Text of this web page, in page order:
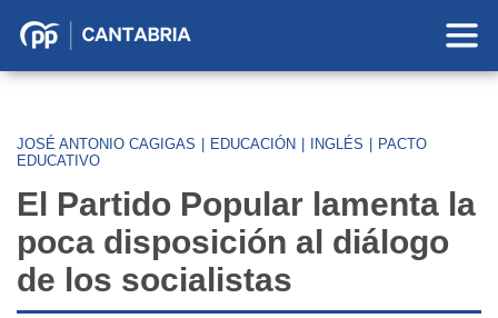
Partido
Cantabria
JOSÉ ANTONIO CAGIGAS EDUCACIÓN INGLÉS
PACTO
EDUCATIVO
El Partido Popular lamenta la
poca disposición al diálogo
de los socialistas